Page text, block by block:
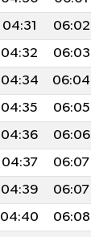
04:31 06:02
04:32 06:03
04:34 06:04
04:35 06:05
04:36 06:06
04:37 06:07
04:39 06:07
04:40 06:08